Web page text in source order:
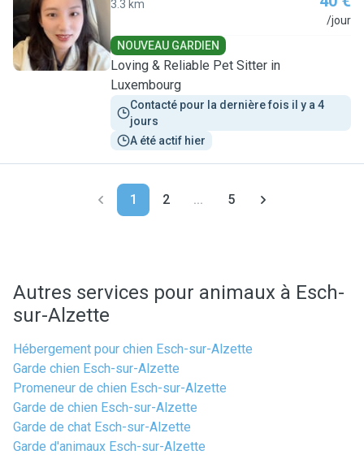
A
3.3 km
/jour
NOUVEAU GARDIEN
Loving & Reliable Pet Sitter in
Luxembourg
Contacté pour la dernière fois il y a 4
jours
A été actif hier
1 2 ... 5
Autres services pour animaux à Esch-
sur-Alzette
Hébergement pour chien Esch-sur-Alzette
Garde chien Esch-sur-Alzette
Promeneur de chien Esch-sur-Alzette
Garde de chien Esch-sur-Alzette
Garde de chat Esch-sur-Alzette
Garde d'animaux Esch-sur-Alzette